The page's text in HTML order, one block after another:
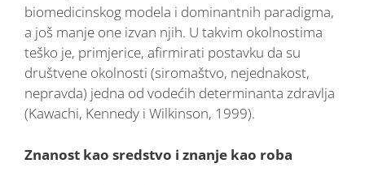
biomedicinskog modela i dominantnih paradigma,
a još manje one izvan njih. U takvim okolnostima
teško je, primjerice, afirmirati postavku da su
društvene okolnosti (siromaštvo, nejednakost,
nepravda) jedna od vodećih determinanta zdravlja
(Kawachi, Kennedy i Wilkinson, 1999).
Znanost kao sredstvo i znanje kao roba